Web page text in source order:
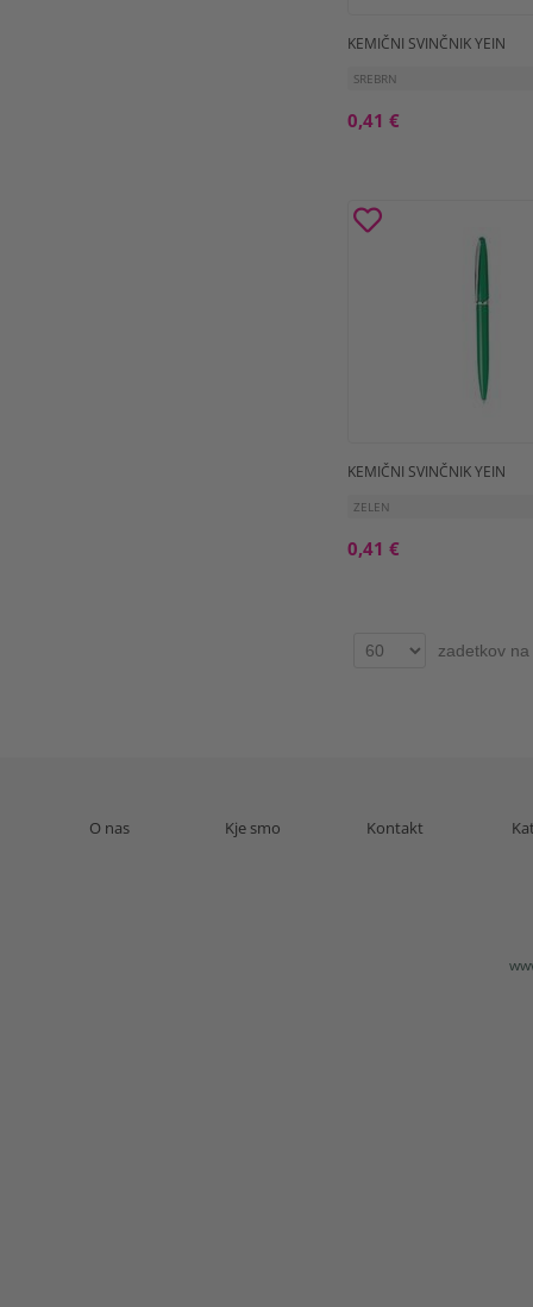
KEMIČNI SVINČNIK YEIN
SREBRN
0,41 €
KEMIČNI SVINČNIK YEIN
ZELEN
0,41 €
zadetkov
O nas Kje smo Kontakt